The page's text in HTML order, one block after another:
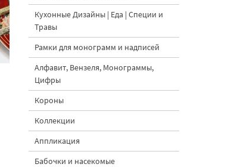
Кухонные Дизайны | Еда | Специи и
Травы
Рамки для монограмм и надписей
Алфавит, Вензеля, Монограммы,
Цифры
Короны
Коллекции
Аппликация
Бабочки и насекомые